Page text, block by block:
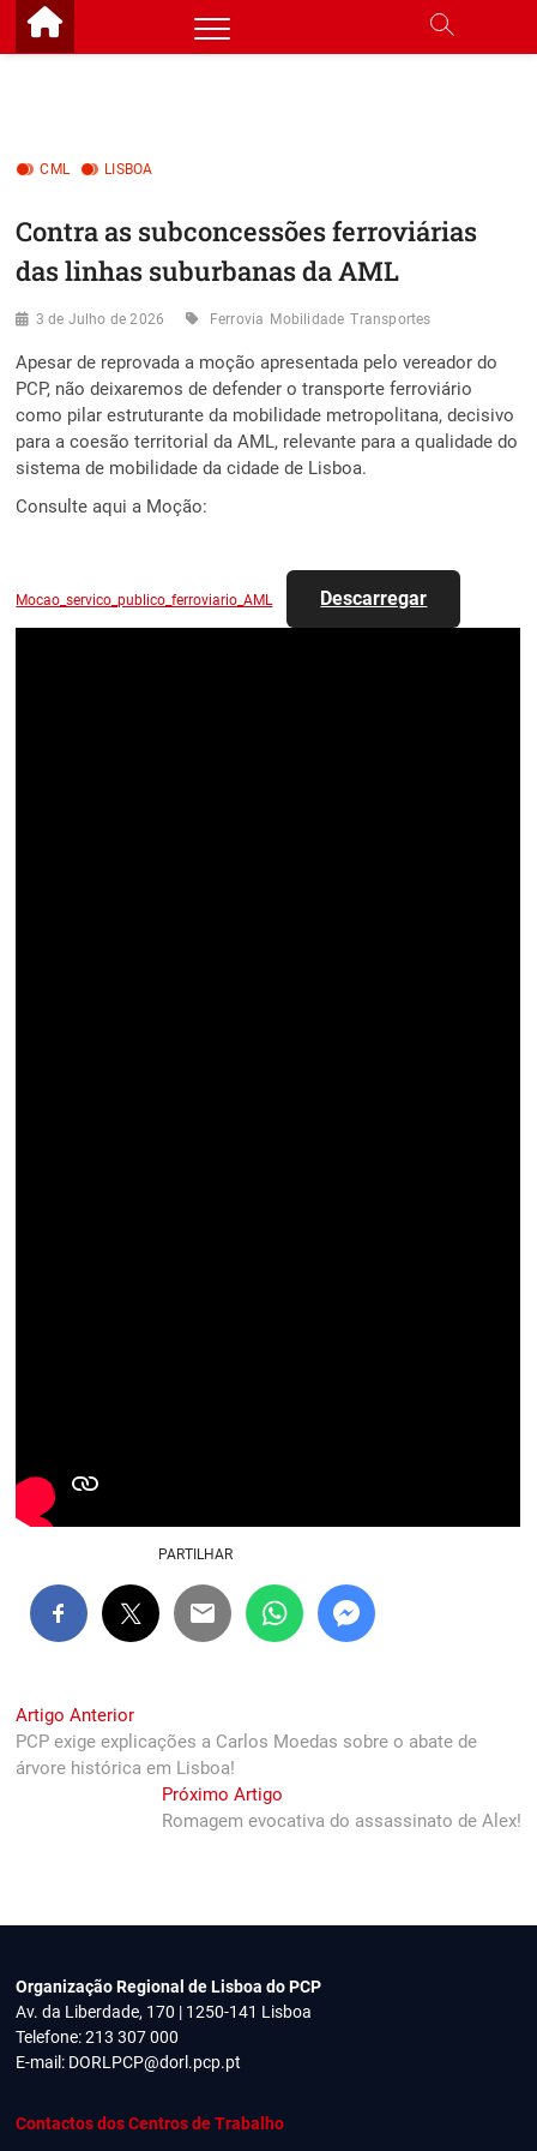
Skip
CML LISBOA
Contra as subconcessões ferroviárias
das linhas suburbanas da AML
3 de Julho de 2026 Ferrovia Mobilidade Transportes
Apesar de reprovada a moção apresentada pelo vereador do
PCP, não deixaremos de defender o transporte ferroviário
como pilar estruturante da mobilidade metropolitana, decisivo
para a coesão territorial da AML, relevante para a qualidade do
sistema de mobilidade da cidade de Lisboa.
Consulte aqui a Moção:
Mocao_servico_publico_ferroviario_AML Descarregar
PARTILHAR
Navegação
de
Artigo AnteriorPrevious
post:
PCP exige explicações a Carlos Moedas sobre o abate de
árvore histórica em Lisboa!
Próximo ArtigoNext
post:
Romagem evocativa do assassinato de Alex!
Organização Regional de Lisboa do PCP
Av. da Liberdade, 170 | 1250-141 Lisboa
Telefone: 213 307 000
E-mail: DORLPCP@dorl.pcp.pt
Contactos dos Centros de Trabalho